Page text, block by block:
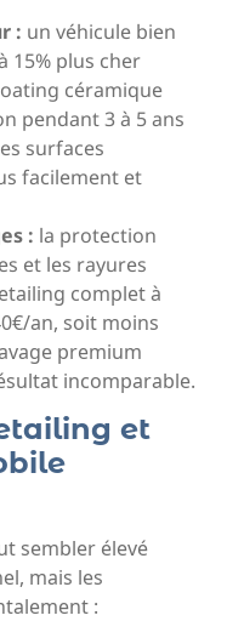
: un véhicule bien
15% plus cher
céramique
pendant 3 à 5 ans
surfaces
facilement et
: la protection
et les rayures
complet à
an, soit moins
premium
incomparable.
et
sembler élevé
mais les
: